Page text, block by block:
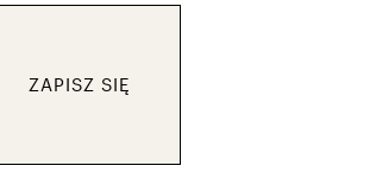
ZAPISZ SIĘ